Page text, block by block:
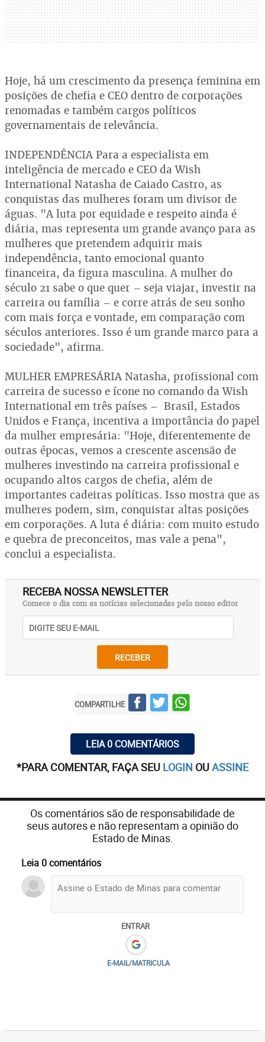
Hoje, há um crescimento da presença feminina em
posições de chefia e CEO dentro de corporações
renomadas e também cargos políticos
governamentais de relevância.
INDEPENDÊNCIA Para a especialista em
inteligência de mercado e CEO da Wish
International Natasha de Caiado Castro, as
conquistas das mulheres foram um divisor de
águas. "A luta por equidade e respeito ainda é
diária, mas representa um grande avanço para as
mulheres que pretendem adquirir mais
independência, tanto emocional quanto
financeira, da figura masculina. A mulher do
século 21 sabe o que quer – seja viajar, investir na
carreira ou família – e corre atrás de seu sonho
com mais força e vontade, em comparação com
séculos anteriores. Isso é um grande marco para a
sociedade", afirma.
MULHER EMPRESÁRIA Natasha, profissional com
carreira de sucesso e ícone no comando da Wish
International em três países – Brasil, Estados
Unidos e França, incentiva a importância do papel
da mulher empresária: "Hoje, diferentemente de
outras épocas, vemos a crescente ascensão de
mulheres investindo na carreira profissional e
ocupando altos cargos de chefia, além de
importantes cadeiras políticas. Isso mostra que as
mulheres podem, sim, conquistar altas posições
em corporações. A luta é diária: com muito estudo
e quebra de preconceitos, mas vale a pena",
conclui a especialista.
RECEBA NOSSA NEWSLETTER
Comece o dia com as notícias selecionadas pelo nosso editor
RECEBER
COMPARTILHE
LEIA 0 COMENTÁRIOS
*PARA COMENTAR, FAÇA SEU LOGIN OUASSINE
Os comentários são de responsabilidade de
seus autores e não representam a opinião do
Estado de Minas.
Leia 0 comentários
ENTRAR
E-MAIL/MATRICULA